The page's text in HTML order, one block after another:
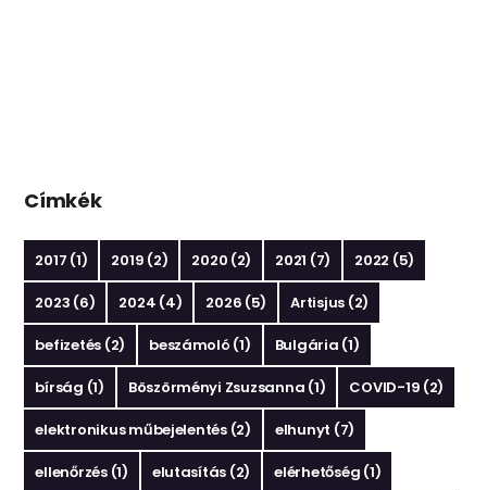
Címkék
2017 (1) 2019 (2) 2020 (2) 2021 (7) 2022 (5)
2023 (6) 2024 (4) 2026 (5) Artisjus (2)
befizetés (2) beszámoló (1) Bulgária (1)
bírság (1) Böszörményi Zsuzsanna (1) COVID-19 (2)
elektronikus műbejelentés(2) elhunyt (7)
ellenőrzés(1) elutasítás (2) elérhetőség (1)